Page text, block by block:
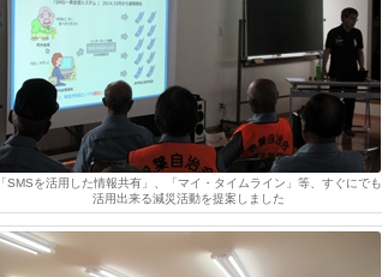
「SMSを活用した情報共有」、「マイ・タイムライン」等、すぐにでも
活用出来る減災活動を提案しました